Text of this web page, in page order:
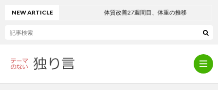
NEW ARTICLE 体質改善27週間目、体重の推移